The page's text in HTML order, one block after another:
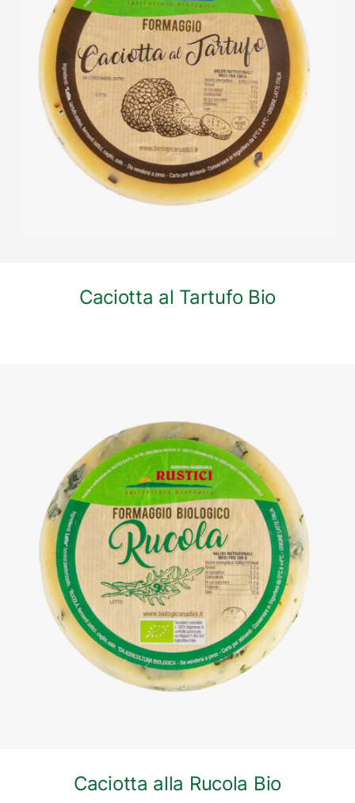
Caciotta al Tartufo Bio
DETTAGLI
Caciotta alla Rucola Bio